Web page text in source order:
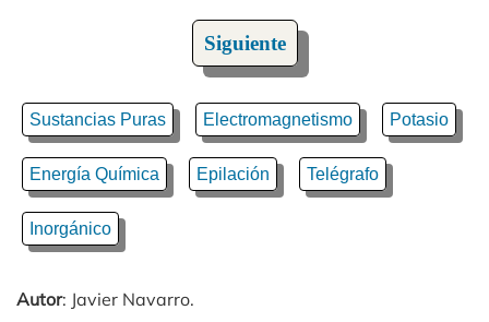
Siguiente
Sustancias Puras Electromagnetismo Potasio
Energía Química Epilación Telégrafo
Inorgánico
Autor: Javier Navarro.